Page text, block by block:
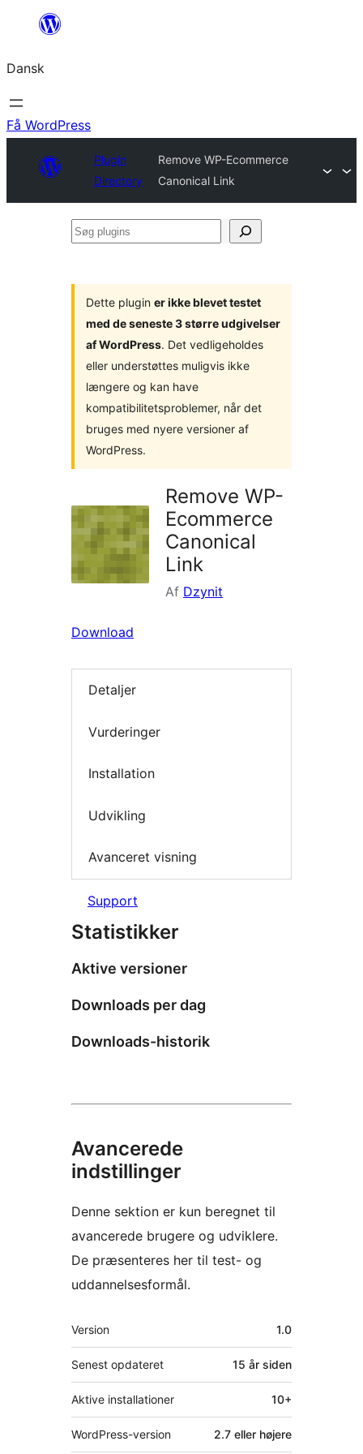
Spring
indhold
Dansk
Få WordPress
Plugin
Directory
Remove WP-Ecommerce
Canonical Link
Søg
Dette plugin er ikke blevet testet
med de seneste 3 større udgivelser
af WordPress. Det vedligeholdes
eller understøttes muligvis ikke
længere og kan have
kompatibilitetsproblemer, når det
bruges med nyere versioner af
WordPress.
Remove WP-
Ecommerce
Canonical
Link
Af Dzynit
Download
Detaljer
Vurderinger
Installation
Udvikling
Avanceret visning
Support
Statistikker
Aktive versioner
Downloads per dag
Downloads-historik
Avancerede
indstillinger
Denne sektion er kun beregnet til
avancerede brugere og udviklere.
De præsenteres her til test- og
uddannelsesformål.
Meta
Version 1.0
Senest opdateret 15 år siden
Aktive installationer 10+
WordPress-version 2.7 eller højere